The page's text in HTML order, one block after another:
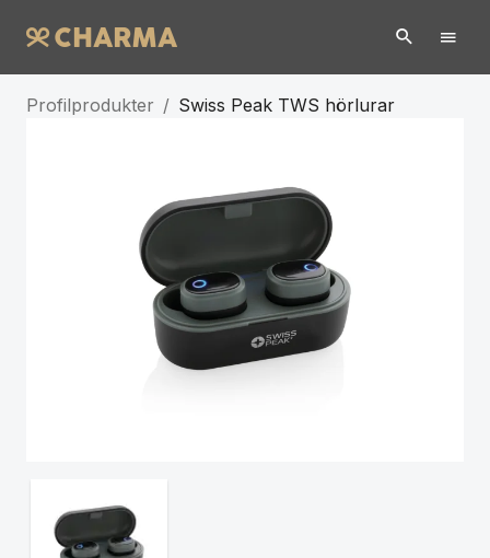
Profilprodukter / Swiss Peak TWS hörlurar